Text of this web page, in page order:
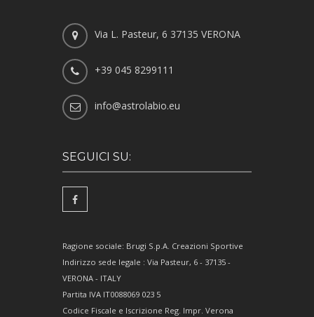
Via L. Pasteur, 6 37135 VERONA
+39 045 8299111
info@astrolabio.eu
SEGUICI SU:
Ragione sociale: Brugi S.p.A. Creazioni Sportive
Indirizzo sede legale : Via Pasteur, 6 - 37135 -
VERONA - ITALY
Partita IVA IT0088069 023 5
Codice Fiscale e Iscrizione Reg. Impr. Verona